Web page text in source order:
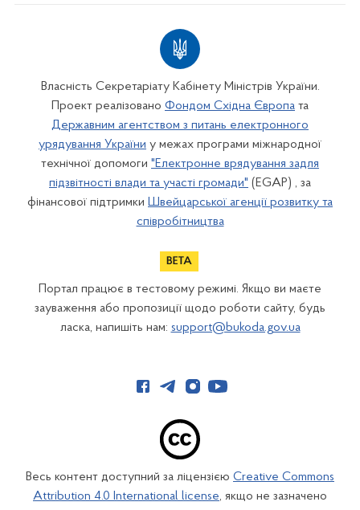
Власність Секретаріату Кабінету Міністрів України.
Проект реалізовано Фондом Східна Європа та
Державним агентством з питань електронного
урядування України у межах програми міжнародної
технічної допомоги "Електронне врядування задля
підзвітності влади та участі громади" (EGAP) , за
фінансової підтримки Швейцарської агенції розвитку та
співробітництва
Портал працює в тестовому режимі. Якщо ви маєте
зауваження або пропозиції щодо роботи сайту, будь
ласка, напишіть нам: support@bukoda.gov.ua
Весь контент доступний за ліцензією Creative Commons
Attribution 4.0 International license, якщо не зазначено